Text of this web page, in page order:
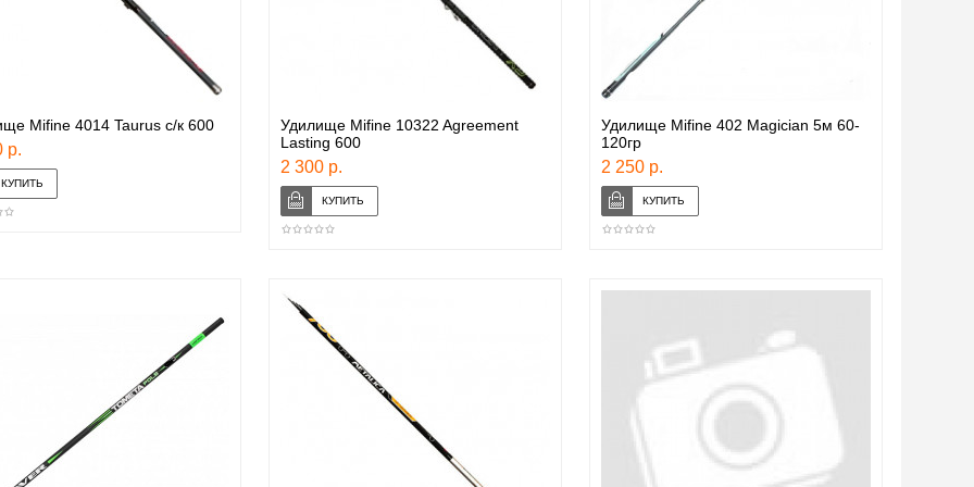
Mifine 4014 Taurus с/к 600
р.
Удилище Mifine 10322 Agreement
Lasting 600
2 300 р.
Удилище Mifine 402 Magician 5м 60-
120гр
2 250 р.